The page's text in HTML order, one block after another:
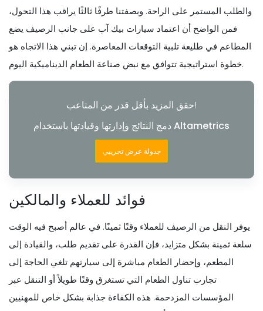
والطلب المستمر على الراحة. وبصفتنا طرفًا ثالثًا يراقب هذا التحول،
فمن الواضح أن اعتماد سيارات بيك آب على جانب الرصيف يضع
المطاعم في طليعة تلبية التوقعات المعاصرة. إن تبني هذا الاتجاه هو
خطوة استراتيجية تتوافق مع نبض صناعة الطعام الديناميكية اليوم.
حقق المزيد بأقل قدر من المتاعب!
دمج النتائج وإدارتها وقيادتها باستخدام Altametrics
جدولة عرض تجريبي
فوائد للعملاء والمالكين
يوفر النقل من الرصيف للعملاء وقتًا ثمينًا. في عالم أصبح فيه الوقت
سلعة ثمينة بشكل متزايد، فإن القدرة على تقديم طلب، والقيادة إلى
المطعم، وإحضار الطعام مباشرة إلى سيارتهم تلغي الحاجة إلى
تجارب تناول الطعام التي تستغرق وقتًا طويلاً أو التنقل عبر
المؤسسات المزدحمة. هذه الكفاءة جذابة بشكل خاص للمهنيين